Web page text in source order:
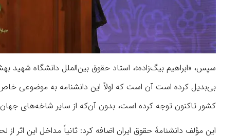
سپس، «ابراهیم بیگ‌زاده»، استاد حقوق بین‌الملل دانشگاه شهید
بی‌بدیل کرده است آن است که اولاً این دانشنامه به موضوعی خاص
کشور تاکنون توجه کرده است، بدون آن‌که از سایر شاخه‌های
این مؤلف دانشنامۀ حقوق ایران اضافه کرد: ثانیاً مداخل این اثر